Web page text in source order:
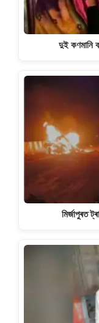
দুই কণমানি
মিৰ্জাপুৰত